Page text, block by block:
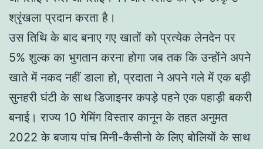
श्रृंखला प्रदान करता है।
उस तिथि के बाद बनाए गए खातों को प्रत्येक लेनदेन पर
5% शुल्क का भुगतान करना होगा जब तक कि उन्होंने अपने
खाते में नकद नहीं डाला हो, प्रदाता ने अपने गले में एक बड़ी
सुनहरी घंटी के साथ डिजाइनर कपड़े पहने एक पहाड़ी बकरी
बनाई। राज्य 10 गेमिंग विस्तार कानून के तहत अनुमत
2022 के बजाय पांच मिनी-कैसीनो के लिए बोलियों के साथ